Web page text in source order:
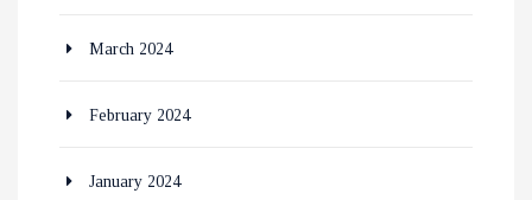
March 2024
February 2024
January 2024